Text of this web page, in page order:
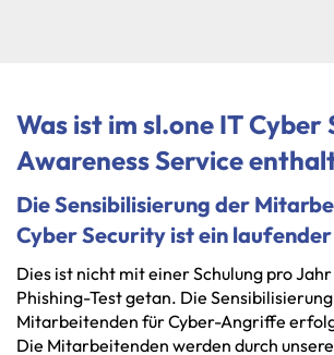
Was ist im sl.one IT Cyber
Awareness Service
Die Sensibilisierung der
Cyber Security ist ein laufender
Dies ist nicht mit einer Schulung pro
Phishing-Test getan. Die Sensibilisierung
Mitarbeitenden fürCyber-Angriffe
Die Mitarbeitenden werden durch unsere